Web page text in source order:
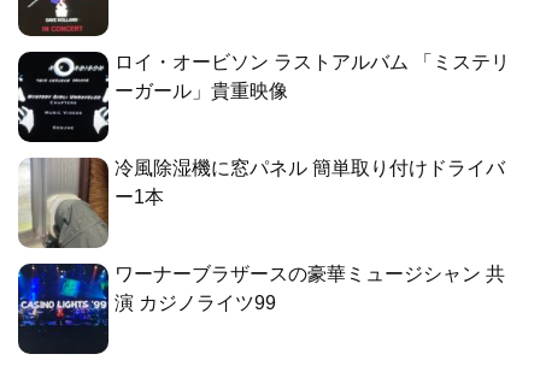
ロイ・オービソン ラストアルバム 「ミステリ
ーガール」貴重映像
冷風除湿機に窓パネル 簡単取り付けドライバ
ー1本
ワーナーブラザースの豪華ミュージシャン 共
演 カジノライツ99